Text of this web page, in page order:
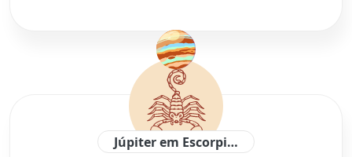
Júpiter em Escorpião